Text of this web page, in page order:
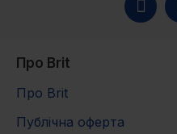
Про Brit
Про Brit
Публічна оферта